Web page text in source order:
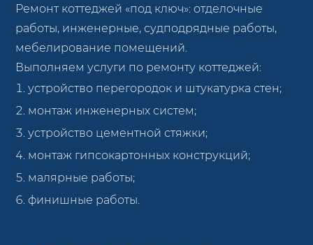
Ремонт коттеджей «под ключ»: отделочные
работы, инженерные, судподрядные работы,
мебелирование помещений.
Выполняем услуги по ремонту коттеджей:
устройство перегородок и штукатурка стен;
монтаж инженерных систем;
устройство цементной стяжки;
монтаж гипсокартонных конструкций;
малярные работы;
финишные работы.